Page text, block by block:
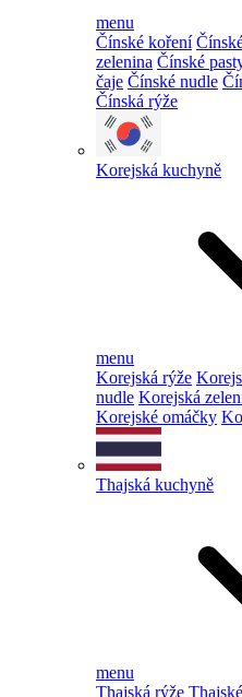
menu
Čínské koření
zelenina Čínské
čaje Čínské nudle
Čínská rýže
Korejská kuchyně
menu
Korejská rýže
nudle Korejská
Korejské omáčky
Thajská kuchyně
menu
Thajská rýže